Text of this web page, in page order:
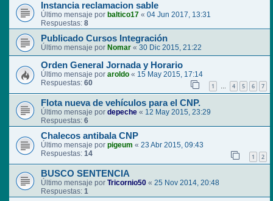
Instancia reclamacion sable
Último mensaje por baltico17 « 04 Jun 2017, 13:31
Respuestas: 8
Publicado Cursos Integración
Último mensaje por Nomar « 30 Dic 2015, 21:22
Orden General Jornada y Horario
Último mensaje por aroldo « 15 May 2015, 17:14
Respuestas: 60 1 … 4 5 6 7
Flota nueva de vehículos para el CNP.
Último mensaje por depeche « 12 May 2015, 23:29
Respuestas: 6
Chalecos antibala CNP
Último mensaje por pigeum « 23 Abr 2015, 09:43
Respuestas: 14 1 2
BUSCO SENTENCIA
Último mensaje por Tricornio50 « 25 Nov 2014, 20:48
Respuestas: 1